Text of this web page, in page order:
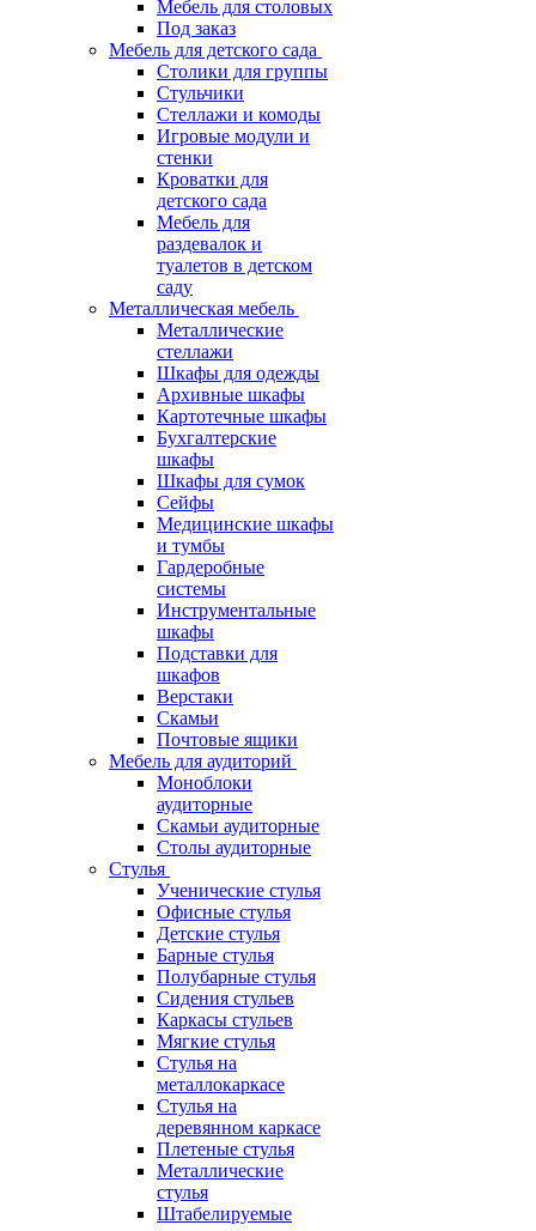
Мебель для столовых
Под заказ
Мебель для детского сада
Столики для группы
Стульчики
Стеллажи и комоды
Игровые модули и
стенки
Кроватки для
детского сада
Мебель для
раздевалок и
туалетов в детском
саду
Металлическая мебель
Металлические
стеллажи
Шкафы для одежды
Архивные шкафы
Картотечные шкафы
Бухгалтерские
шкафы
Шкафы для сумок
Сейфы
Медицинские шкафы
и тумбы
Гардеробные
системы
Инструментальные
шкафы
Подставки для
шкафов
Верстаки
Скамьи
Почтовые ящики
Мебель для аудиторий
Моноблоки
аудиторные
Скамьи аудиторные
Столы аудиторные
Стулья
Ученические стулья
Офисные стулья
Детские стулья
Барные стулья
Полубарные стулья
Сидения стульев
Каркасы стульев
Мягкие стулья
Стулья на
металлокаркасе
Стулья на
деревянном каркасе
Плетеные стулья
Металлические
стулья
Штабелируемые